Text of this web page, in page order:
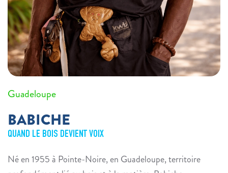
Guadeloupe
BABICHE
QUAND LE BOIS DEVIENT VOIX
Né en 1955 à Pointe-Noire, en Guadeloupe, territoire